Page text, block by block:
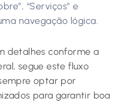
“Serviços” e
navegação lógica.
detalhes conforme a
segue este fluxo
optar por
para garantir boa